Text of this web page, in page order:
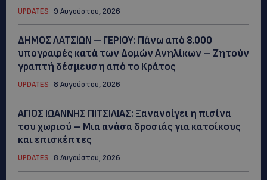
UPDATES 9 Αυγούστου, 2026
ΔΗΜΟΣ ΛΑΤΣΙΩΝ – ΓΕΡΙΟΥ: Πάνω από 8.000
υπογραφές κατά των Δομών Ανηλίκων – Ζητούν
γραπτή δέσμευση από το Κράτος
UPDATES 8 Αυγούστου, 2026
ΑΓΙΟΣ ΙΩΑΝΝΗΣ ΠΙΤΣΙΛΙΑΣ: Ξανανοίγει η πισίνα
του χωριού – Μια ανάσα δροσιάς για κατοίκους
και επισκέπτες
UPDATES 8 Αυγούστου, 2026